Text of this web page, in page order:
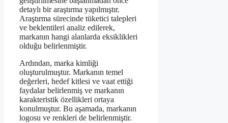
detaylı bir araştırma yapılmıştır.
Araştırma sürecinde tüketici talepleri
ve beklentileri analiz edilerek,
markanın hangi alanlarda eksiklikleri
olduğu belirlenmiştir.
Ardından, marka kimliği
oluşturulmuştur. Markanın temel
değerleri, hedef kitlesi ve vaat ettiği
faydalar belirlenmiş ve markanın
karakteristik özellikleri ortaya
konulmuştur. Bu aşamada, markanın
logosu ve renkleri de belirlenmiştir.